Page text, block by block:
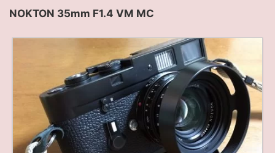
タグクラウド
Canon craft EM5II EOS Kiss X4 EOS R10
NOKTON 35mm F1.4 VM MC